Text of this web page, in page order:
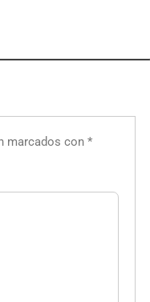
marcados con *